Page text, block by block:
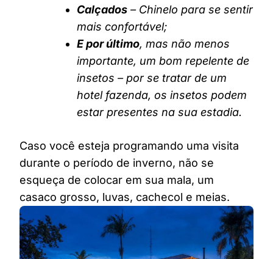
Calçados – Chinelo para se sentir
mais confortável;
E por último, mas não menos
importante, um bom repelente de
insetos – por se tratar de um
hotel fazenda, os insetos podem
estar presentes na sua estadia.
Caso você esteja programando uma visita
durante o período de inverno, não se
esqueça de colocar em sua mala, um
casaco grosso, luvas, cachecol e meias.